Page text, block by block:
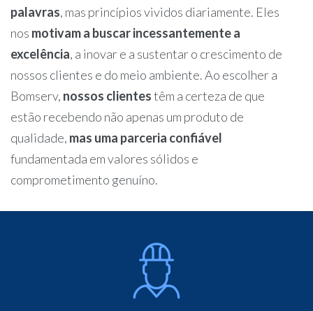
palavras, mas princípios vividos diariamente. Eles
nos motivam a buscar incessantemente a
excelência, a inovar e a sustentar o crescimento de
nossos clientes e do meio ambiente. Ao escolher a
Bomserv, nossos clientestêm a certeza de que
estão recebendo não apenas um produto de
qualidade, mas uma parceria confiável
fundamentada em valores sólidos e
comprometimento genuíno.